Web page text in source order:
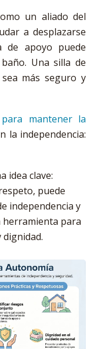
un aliado del
a desplazarse
de apoyo puede
Una silla de
más seguro y
mantener la
la independencia:
idea clave:
puede
independencia y
herramienta para